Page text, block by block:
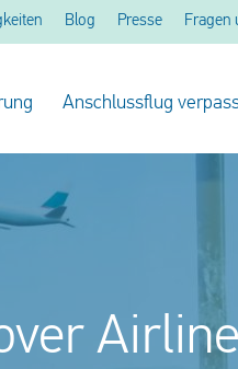
Blog Presse Fragen
Anschlussflug